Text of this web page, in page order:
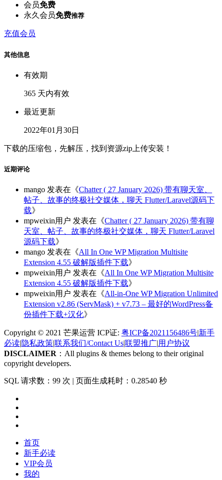
会员免费
永久会员免费推荐
充值会员
其他信息
有效期
365 天内有效
最近更新
2022年01月30日
下载的压缩包，先解压，找到资源zip上传安装！
近期评论
mango 发表在《Chatter ( 27 January 2026) 带有聊天室、
帖子、故事的终极社交媒体，聊天 Flutter/Laravel源码下
载》
mpweixin用户 发表在《Chatter ( 27 January 2026) 带有聊
天室、帖子、故事的终极社交媒体，聊天 Flutter/Laravel
源码下载》
mango 发表在《All In One WP Migration Multisite
Extension 4.55 破解版插件下载》
mpweixin用户 发表在《All In One WP Migration Multisite
Extension 4.55 破解版插件下载》
mpweixin用户 发表在《All-in-One WP Migration Unlimited
Extension v2.86 (ServMask) + v7.73 – 最好的WordPress备
份插件下载+汉化》
Copyright © 2021 芒果运营 ICP证: 粤ICP备2021156486号|新手
必读|隐私政策|联系我们/Contact Us|联盟推广|用户协议
DISCLAIMER ：All plugins & themes belong to their original
copyright developers.
SQL 请求数：99 次 | 页面生成耗时：0.28540 秒
首页
新手必读
VIP会员
我的